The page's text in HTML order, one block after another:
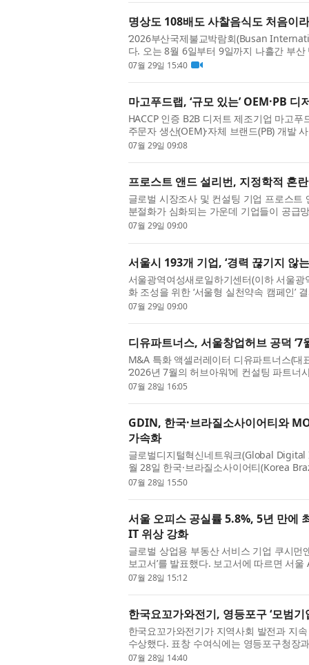
명상도 108배도 사찰음식도 처음이
‘2026부산국제불교박람회(Busan
다. 오는 8월 6일부터 9일까지 나흘간 부
는 관람객이 직접 몸으로 참여하며 불교문
07월 29일 15:40
마고푸드랩, ‘규모 있는’ OEM·PB
HACCP 인증 B2B 디저트 제조기업 마고
주문자 생산(OEM)·자체 브랜드(PB) 개발
문 대행’이 아니라 목표 단가와 물량·판매
07월 29일 09:08
프로스트 앤드 설리번, 지정학적 혼
글로벌 시장조사 및 컨설팅 기업 프로스
분절화가 심화되는 가운데 기업들이 공급
가기 위해 고려해야 할 핵심 공급망 전략
07월 29일 09:00
서울시 193개 기업, ‘경력 끊기지 않
서울광역여성새로일하기센터(이하 서울
화 조성을 위한 ‘서울형 실천약속 캠페인’
공동 추진하고, 서울 소재 193개 기업이
07월 29일 09:00
디유파트너스, 서울창업허브 공덕 ‘7
M&A 특화 액셀러레이터 디유파트너스(
‘2026년 7월의 허브아워’에 컨설팅 파트
1:1 밀착 컨설팅을 수행했다고 밝혔다. ‘허
07월 28일 16:05
GDIN, 한국·브라질소사이어티와
가속화
글로벌디지털혁신네트워크(Global
월 28일 한국·브라질소사이어티(Korea
기업의 브라질 진출 및 한-브라질 협력 지
07월 28일 15:50
서울 오피스 공실률 5.8%, 5년 만에
IT 위상 강화
글로벌 상업용 부동산 서비스 기업 쿠시먼
보고서’를 발표했다. 보고서에 따르면 서
승한 5.8%를 기록했다. 이는 2021년 3분
07월 28일 15:12
한국요꼬가와전기, 영등포구 ‘모범기
한국요꼬가와전기가 지역사회 발전과 지
수상했다. 표창 수여식에는 영등포구청장
기업’ 수상자로 자리를 함께했다. 영등포
07월 28일 14:40